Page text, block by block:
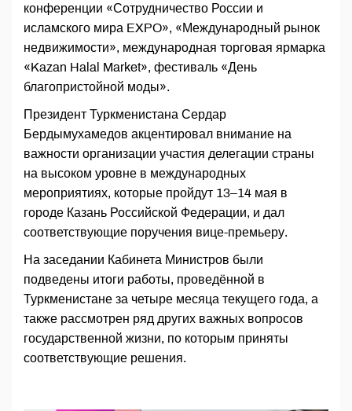
конференции «Сотрудничество России и
исламского мира EXPO», «Международный рынок
недвижимости», международная торговая ярмарка
«Kazan Halal Market», фестиваль «День
благопристойной моды».
Президент Туркменистана Сердар
Бердымухамедов акцентировал внимание на
важности организации участия делегации страны
на высоком уровне в международных
мероприятиях, которые пройдут 13–14 мая в
городе Казань Российской Федерации, и дал
соответствующие поручения вице-премьеру.
На заседании Кабинета Министров были
подведены итоги работы, проведённой в
Туркменистане за четыре месяца текущего года, а
также рассмотрен ряд других важных вопросов
государственной жизни, по которым приняты
соответствующие решения.